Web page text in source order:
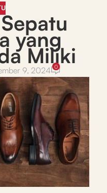
yang
Miliki
9, 2024 0